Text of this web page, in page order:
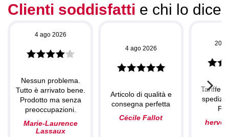
Clienti soddisfatti e chi lo dice
4 ago 2026
Nessun problema.
Tutto è arrivato bene.
Prodotto ma senza
preoccupazioni.
Marie-Laurence
Lassaux
4 ago 2026
Articolo di qualità e
consegna perfetta
Cécile Fallot
20
Tariffe
herve